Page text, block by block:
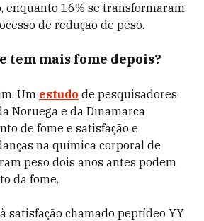
enquanto 16% se transformaram
de redução de peso.
tem mais fome depois?
Um estudo de pesquisadores
Noruega e da Dinamarca
de fome e satisfação e
na química corporal de
peso dois anos antes podem
da fome.
satisfação chamado peptídeo YY